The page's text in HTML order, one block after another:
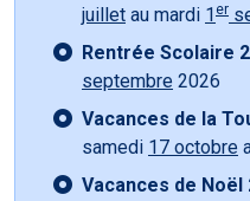
juillet au mardi 1 er
Rentrée Scolaire
septembre 2026
Vacances de la
samedi 17 octobre
Vacances de Noël